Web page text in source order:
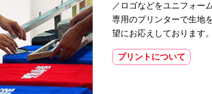
／ロゴなどをユニフォー
専用のプリンターで生地
望にお応えしております。
プリントについて